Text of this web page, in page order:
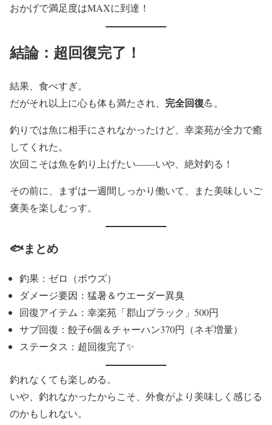
おかげで満足度はMAXに到達！
結論：超回復完了！
結果、食べすぎ。
だがそれ以上に心も体も満たされ、 完全回復💪。
釣りでは魚に相手にされなかったけど、幸楽苑が全力で癒
してくれた。
次回こそは魚を釣り上げたい――いや、絶対釣る！
その前に、まずは一週間しっかり働いて、また美味しいご
褒美を楽しむっす。
🐟まとめ
釣果：ゼロ（ボウズ）
ダメージ要因：猛暑＆ウエーダー異臭
回復アイテム：幸楽苑「郡山ブラック」500円
サブ回復：餃子6個＆チャーハン370円（ネギ増量）
ステータス：超回復完了✨
釣れなくても楽しめる。
いや、釣れなかったからこそ、外食がより美味しく感じる
のかもしれない。